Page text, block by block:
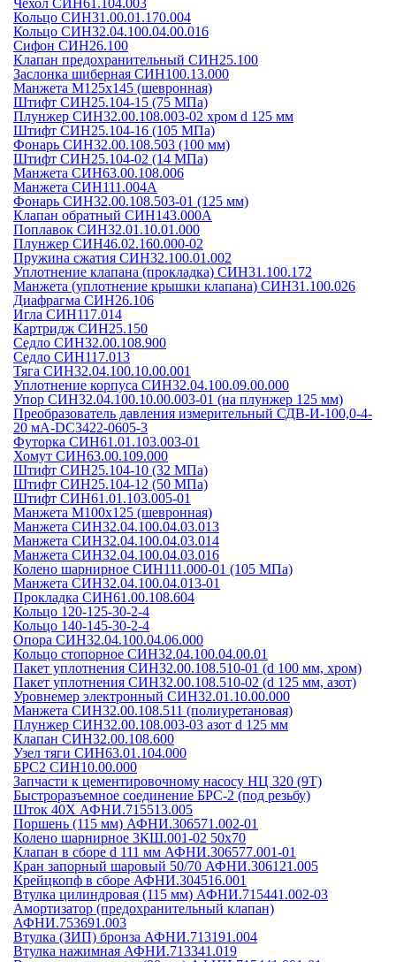
Чехол СИН61.104.003
Кольцо СИН31.00.01.170.004
Кольцо СИН32.04.100.04.00.016
Сифон СИН26.100
Клапан предохранительный СИН25.100
Заслонка шиберная СИН100.13.000
Манжета М125х145 (шевронная)
Штифт СИН25.104-15 (75 МПа)
Плунжер СИН32.00.108.003-02 хром d 125 мм
Штифт СИН25.104-16 (105 МПа)
Фонарь СИН32.00.108.503 (100 мм)
Штифт СИН25.104-02 (14 МПа)
Манжета СИН63.00.108.006
Манжета СИН111.004А
Фонарь СИН32.00.108.503-01 (125 мм)
Клапан обратный СИН143.000А
Поплавок СИН32.01.10.01.000
Плунжер СИН46.02.160.000-02
Пружина сжатия СИН32.100.01.002
Уплотнение клапана (прокладка) СИН31.100.172
Манжета (уплотнение крышки клапана) СИН31.100.026
Диафрагма СИН26.106
Игла СИН117.014
Картридж СИН25.150
Седло СИН32.00.108.900
Седло СИН117.013
Тяга СИН32.04.100.10.00.001
Уплотнение корпуса СИН32.04.100.09.00.000
Упор СИН32.04.100.10.00.003-01 (на плунжер 125 мм)
Преобразователь давления измерительный СДВ-И-100,0-4-
20 мА-DC3422-0605-3
Футорка СИН61.01.103.003-01
Хомут СИН63.00.109.000
Штифт СИН25.104-10 (32 МПа)
Штифт СИН25.104-12 (50 МПа)
Штифт СИН61.01.103.005-01
Манжета М100х125 (шевронная)
Манжета СИН32.04.100.04.03.013
Манжета СИН32.04.100.04.03.014
Манжета СИН32.04.100.04.03.016
Колено шарнирное СИН111.000-01 (105 МПа)
Манжета СИН32.04.100.04.013-01
Прокладка СИН61.00.108.604
Кольцо 120-125-30-2-4
Кольцо 140-145-30-2-4
Опора СИН32.04.100.04.06.000
Кольцо стопорное СИН32.04.100.04.00.01
Пакет уплотнения СИН32.00.108.510-01 (d 100 мм, хром)
Пакет уплотнения СИН32.00.108.510-02 (d 125 мм, азот)
Уровнемер электронный СИН32.01.10.00.000
Манжета СИН32.00.108.511 (полиуретановая)
Плунжер СИН32.00.108.003-03 азот d 125 мм
Клапан СИН32.00.108.600
Узел тяги СИН63.01.104.000
БРС2 СИН10.00.000
Запчасти к цементировочному насосу НЦ 320 (9Т)
Быстроразъемное соединение БРС-2 (под резьбу)
Шток 40Х АФНИ.715513.005
Поршень (115 мм) АФНИ.306571.002-01
Колено шарнирное 3КШ.001-02 50х70
Клапан в сборе d 111 мм АФНИ.306577.001-01
Кран запорный шаровый 50/70 АФНИ.306121.005
Крейцкопф в сборе АФНИ.304516.001
Втулка цилиндровая (115 мм) АФНИ.715441.002-03
Амортизатор (предохранительный клапан)
АФНИ.753691.003
Втулка (ЗИП) бронза АФНИ.713191.004
Втулка нажимная АФНИ.713341.019